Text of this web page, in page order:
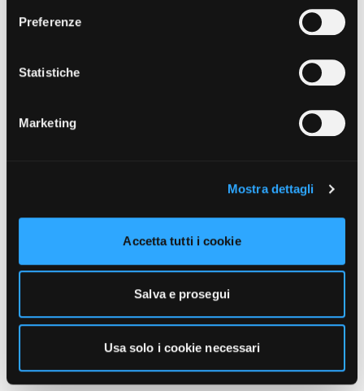
unicamente i cookie necessari alla navigazione. Per
funzionamento, puoi prendere visione dell’informativa
cliccando qui.
Preferenze
Statistiche
Marketing
Mostra dettagli
Accetta tutti i cookie
Salva e prosegui
Usa solo i cookie necessari
404